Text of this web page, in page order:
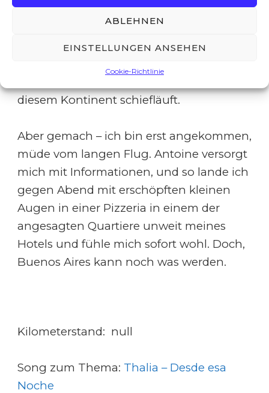
ABLEHNEN
EINSTELLUNGEN ANSEHEN
Cookie-Richtlinie
Staatspleiten, Inflation, politisches
Durcheinander und Chaos. Ein
eigenartiges Land, irgendwas zwischen
diesem Kontinent schiefläuft.
Aber gemach – ich bin erst angekommen,
müde vom langen Flug. Antoine versorgt
mich mit Informationen, und so lande ich
gegen Abend mit erschöpften kleinen
Augen in einer Pizzeria in einem der
angesagten Quartiere unweit meines
Hotels und fühle mich sofort wohl. Doch,
Buenos Aires kann noch was werden.
Kilometerstand: null
Song zum Thema: Thalia – Desde esa
Noche